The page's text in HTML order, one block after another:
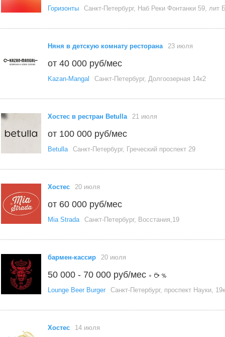
Горизонты Санкт-Петербург, Наб Реки Фонтанки 59, лит
Няня в детскую комнату ресторана 23 июля
от 40 000 руб/мес
Kazan-Mangal Санкт-Петербург, Долгоозерная 14к2
Хостес в рестран Betulla 21 июля
от 100 000 руб/мес
Betulla Санкт-Петербург, Греческий проспект 29
Хостес 20 июля
от 60 000 руб/мес
Mia Strada Санкт-Петербург, Восстания,19
бармен-кассир 20 июля
50 000 - 70 000 руб/мес +
Lounge Beer Burger Санкт-Петербург, проспект Науки,
Хостес 14 июля